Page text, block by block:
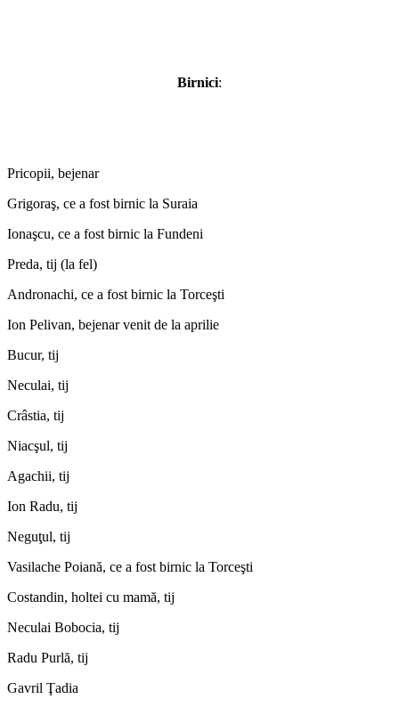
Birnici:
Pricopii, bejenar
Grigoraş, ce a fost birnic la Suraia
Ionaşcu, ce a fost birnic la Fundeni
Preda, tij (la fel)
Andronachi, ce a fost birnic la Torceşti
Ion Pelivan, bejenar venit de la aprilie
Bucur, tij
Neculai, tij
Crâstia, tij
Niacşul, tij
Agachii, tij
Ion Radu, tij
Neguţul, tij
Vasilache Poiană, ce a fost birnic la Torceşti
Costandin, holtei cu mamă, tij
Neculai Bobocia, tij
Radu Purlă, tij
Gavril Ţadia